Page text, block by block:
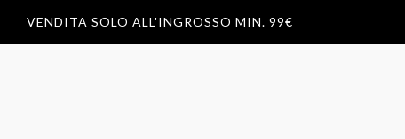
VENDITA SOLO ALL'INGROSSO MIN. 99€